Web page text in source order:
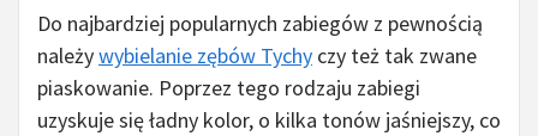
Do najbardziej popularnych zabiegów z pewnością
należywybielanie zębów Tychy czy też tak zwane
piaskowanie. Poprzez tego rodzaju zabiegi
uzyskuje się ładny kolor, o kilka tonów jaśniejszy, co